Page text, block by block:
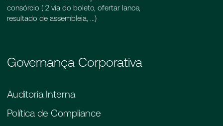
consórcio ( 2 via do boleto, ofertar lance,
resultado de assembleia, ...)
Governança Corporativa
Auditoria Interna
Política de Compliance